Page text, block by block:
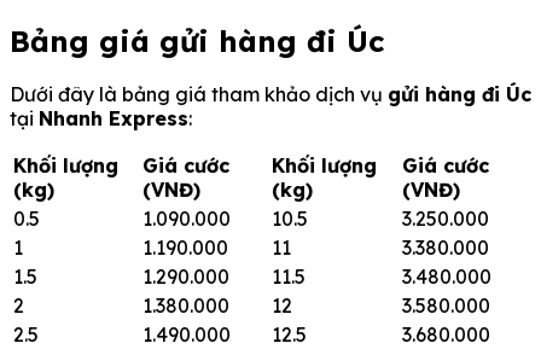
Bảng giá gửi hàng đi Úc
Dưới đây là bảng giá tham khảo dịch vụ gửi hàng đi Úc
tại Nhanh Express:
Khối lượng
(kg)
Giá cước
(VNĐ)
Khối lượng
(kg)
Giá cước
(VNĐ)
0.5
1.090.000 10.5
3.250.000
1
1.190.000 11
3.380.000
1.5
1.290.000 11.5
3.480.000
2
1.380.000 12
3.580.000
2.5
1.490.000 12.5
3.680.000